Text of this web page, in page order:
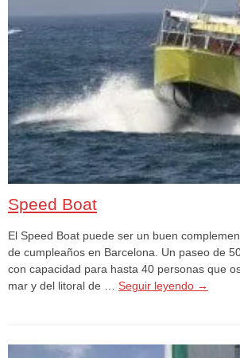
Speed Boat
El Speed Boat puede ser un buen
de cumpleaños en Barcelona. Un paseo de
con capacidad para hasta 40 personas que
mar y del litoral de … Seguir leyendo →